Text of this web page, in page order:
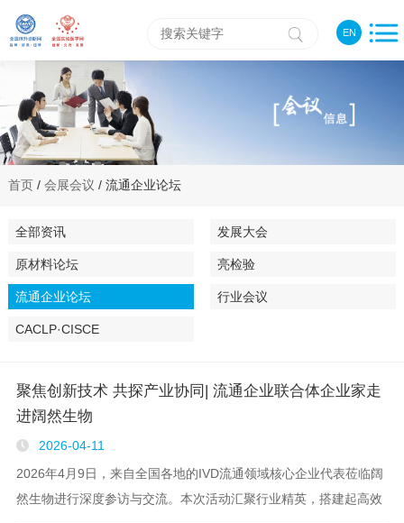
EN
首页/ 会展会议 / 流通企业论坛
全部资讯 发展大会
原材料论坛 亮检验
流通企业论坛 行业会议
CACLP·CISCE
聚焦创新技术 共探产业协同| 流通企业联合体企业家走
进阔然生物
2026-04-11
2026年4月9日，来自全国各地的IVD流通领域核心企业代表莅临阔
然生物进行深度参访与交流。本次活动汇聚行业精英，搭建起高效